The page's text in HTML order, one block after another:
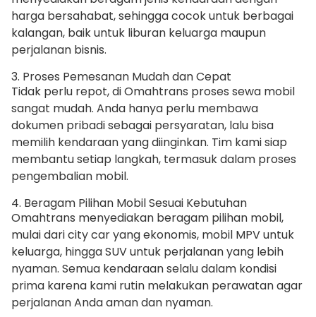
harga bersahabat, sehingga cocok untuk berbagai
kalangan, baik untuk liburan keluarga maupun
perjalanan bisnis.
3. Proses Pemesanan Mudah dan Cepat
Tidak perlu repot, di Omahtrans proses sewa mobil
sangat mudah. Anda hanya perlu membawa
dokumen pribadi sebagai persyaratan, lalu bisa
memilih kendaraan yang diinginkan. Tim kami siap
membantu setiap langkah, termasuk dalam proses
pengembalian mobil.
4. Beragam Pilihan Mobil Sesuai Kebutuhan
Omahtrans menyediakan beragam pilihan mobil,
mulai dari city car yang ekonomis, mobil MPV untuk
keluarga, hingga SUV untuk perjalanan yang lebih
nyaman. Semua kendaraan selalu dalam kondisi
prima karena kami rutin melakukan perawatan agar
perjalanan Anda aman dan nyaman.